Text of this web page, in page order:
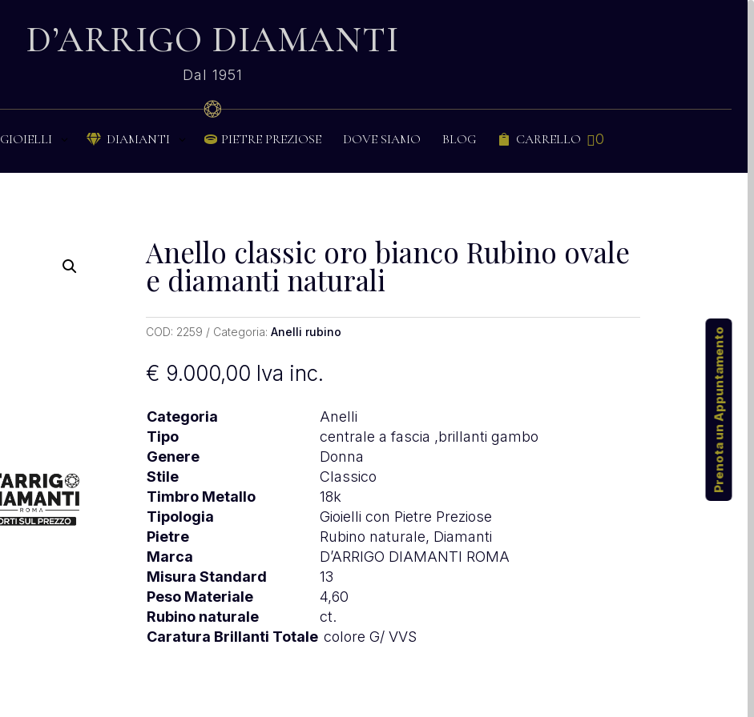
D’ARRIGO DIAMANTI
Dal 1951
GIOIELLI  DIAMANTI  PIETRE PREZIOSE DOVE SIAMO BLOG  CARRELLO 0
Anello classic oro bianco Rubino ovale
e diamanti naturali
COD: 2259 Categoria: Anelli rubino
€ 9.000,00 Iva inc.
Categoria
Anelli
Tipo
centrale a fascia ,brillanti gambo
Genere
Donna
Stile
Classico
Timbro Metallo
18k
Tipologia
Gioielli con Pietre Preziose
Pietre
Rubino naturale, Diamanti
Marca
D’ARRIGO DIAMANTI ROMA
Misura Standard
13
Peso Materiale
4,60
Rubino naturale
ct.
Caratura Brillanti Totale colore G/ VVS
Prenota un Appuntamento